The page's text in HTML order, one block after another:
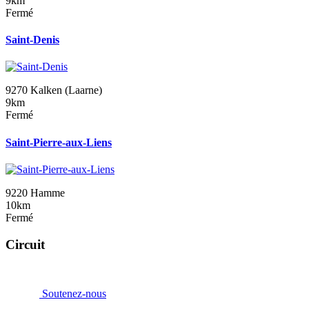
Fermé
Saint-Denis
9270 Kalken (Laarne)
9km
Fermé
Saint-Pierre-aux-Liens
9220 Hamme
10km
Fermé
Circuit
Soutenez-nous